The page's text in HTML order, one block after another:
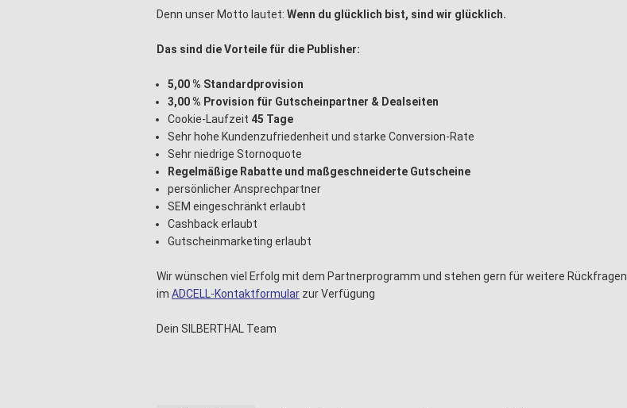
Denn unser Motto lautet: Wenn du glücklich bist, sind wir glücklich.
Das sind die Vorteile für die Publisher:
5,00 % Standardprovision
3,00 % Provision für Gutscheinpartner & Dealseiten
Cookie-Laufzeit 45 Tage
Sehr hohe Kundenzufriedenheit und starke Conversion-Rate
Sehr niedrige Stornoquote
Regelmäßige Rabatte und maßgeschneiderte Gutscheine
persönlicher Ansprechpartner
SEM eingeschränkt erlaubt
Cashback erlaubt
Gutscheinmarketing erlaubt
Wir wünschen viel Erfolg mit dem Partnerprogramm und stehen gern für weitere Rückfragen
im ADCELL-Kontaktformular zur Verfügung
Dein SILBERTHAL Team